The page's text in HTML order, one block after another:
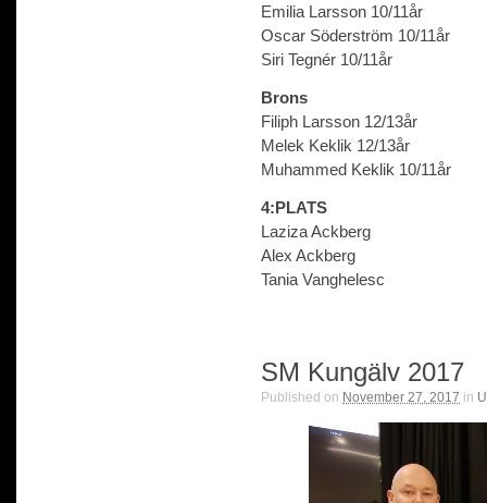
Emilia Larsson 10/11år
Oscar Söderström 10/11år
Siri Tegnér 10/11år
Brons
Filiph Larsson 12/13år
Melek Keklik 12/13år
Muhammed Keklik 10/11år
4:PLATS
Laziza Ackberg
Alex Ackberg
Tania Vanghelesc
SM Kungälv 2017
Published on November 27, 2017 in